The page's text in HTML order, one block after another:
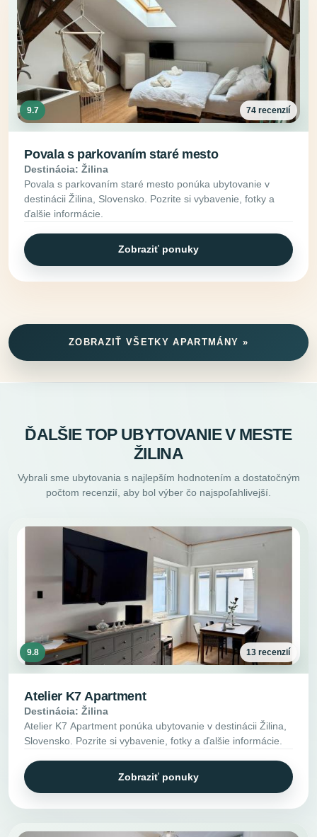
9.7 74 recenzií
Povala s parkovaním staré mesto
Destinácia: Žilina
Povala s parkovaním staré mesto ponúka ubytovanie v
destinácii Žilina, Slovensko. Pozrite si vybavenie, fotky a
ďalšie informácie.
Zobraziť ponuky
ZOBRAZIŤ VŠETKY APARTMÁNY »
ĎALŠIE TOP UBYTOVANIE V MESTE
ŽILINA
Vybrali sme ubytovania s najlepším hodnotením a dostatočným
počtom recenzií, aby bol výber čo najspoľahlivejší.
9.8 13 recenzií
Atelier K7 Apartment
Destinácia: Žilina
Atelier K7 Apartment ponúka ubytovanie v destinácii Žilina,
Slovensko. Pozrite si vybavenie, fotky a ďalšie informácie.
Zobraziť ponuky